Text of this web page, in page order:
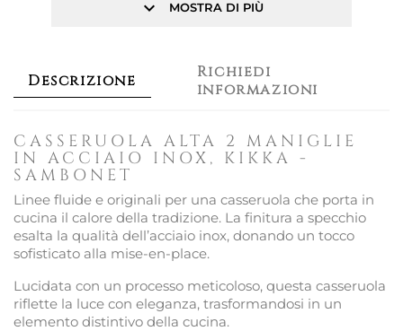
keyboard_arrow_down MOSTRA DI PIÙ
Descrizione
Richiedi
informazioni
CASSERUOLA ALTA 2 MANIGLIE
IN ACCIAIO INOX, KIKKA -
SAMBONET
Linee fluide e originali per una casseruola che porta in
cucina il calore della tradizione. La finitura a specchio
esalta la qualità dell’acciaio inox, donando un tocco
sofisticato alla mise-en-place.
Lucidata con un processo meticoloso, questa casseruola
riflette la luce con eleganza, trasformandosi in un
elemento distintivo della cucina.